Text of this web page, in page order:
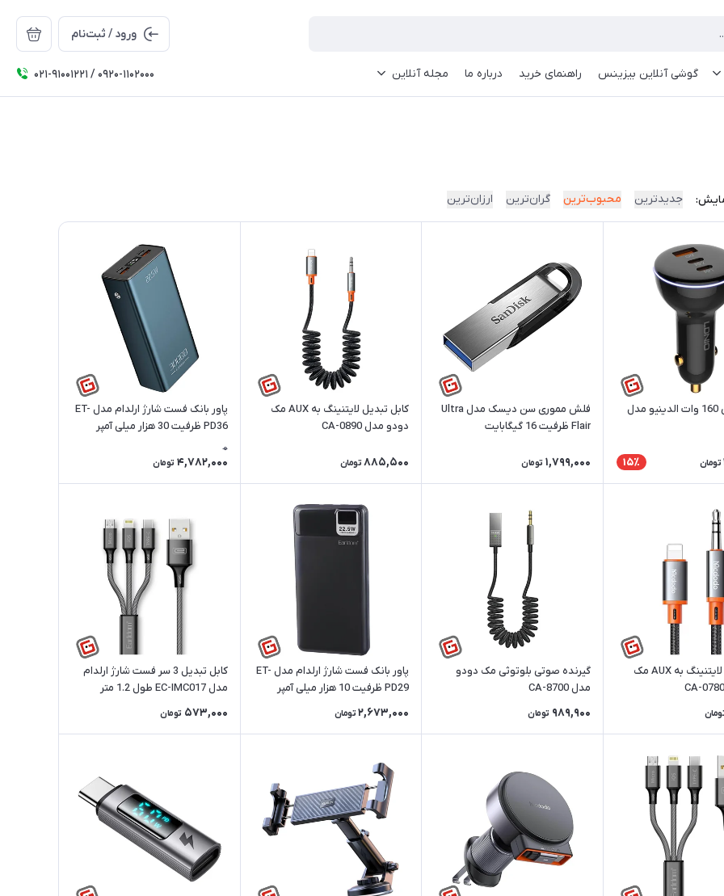
ورود / ثبت‌نام
گوشی آنلاین بیزینس راهنمای خرید درباره ما مجله آنلاین ۰۲۱-91001221 / 0920-1102000
جدیدترین محبوب‌ترین گران‌ترین ارزان‌ترین
شارژر فندکی 160 وات الدینیو مدل
تومان 15٪
فلش مموری سن دیسک مدل Ultra
Flair ظرفیت 16 گیگابایت
1,799,000 تومان
کابل تبدیل لایتنینگ به AUX مک
دودو مدل CA-0890
885,500 تومان
پاور بانک فست شارژ ارلدام مدل ET-
PD36 ظرفیت 30 هزار میلی آمپر
0
4,782,000 تومان
کابل تبدیل لایتنینگ به AUX مک
گیرنده صوتی بلوتوثی مک دودو
مدل CA-8700
989,900 تومان
پاور بانک فست شارژ ارلدام مدل ET-
PD29 ظرفیت 10 هزار میلی آمپر
2,673,000 تومان
کابل تبدیل 3 سر فست شارژ ارلدام
مدل EC-IMC017 طول 1.2 متر
573,000 تومان